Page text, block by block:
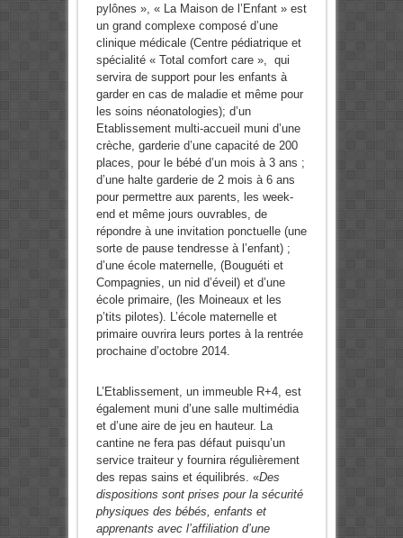
pylônes », « La Maison de l’Enfant » est
un grand complexe composé d’une
clinique médicale (Centre pédiatrique et
spécialité « Total comfort care », qui
servira de support pour les enfants à
garder en cas de maladie et même pour
les soins néonatologies); d’un
Etablissement multi-accueil muni d’une
crèche, garderie d’une capacité de 200
places, pour le bébé d’un mois à 3 ans ;
d’une halte garderie de 2 mois à 6 ans
pour permettre aux parents, les week-
end et même jours ouvrables, de
répondre à une invitation ponctuelle (une
sorte de pause tendresse à l’enfant) ;
d’une école maternelle, (Bouguéti et
Compagnies, un nid d’éveil) et d’une
école primaire, (les Moineaux et les
p’tits pilotes). L’école maternelle et
primaire ouvrira leurs portes à la rentrée
prochaine d’octobre 2014.
L’Etablissement, un immeuble R+4, est
également muni d’une salle multimédia
et d’une aire de jeu en hauteur. La
cantine ne fera pas défaut puisqu’un
service traiteur y fournira régulièrement
des repas sains et équilibrés. «Des
dispositions sont prises pour la sécurité
physiques des bébés, enfants et
apprenants avec l’affiliation d’une